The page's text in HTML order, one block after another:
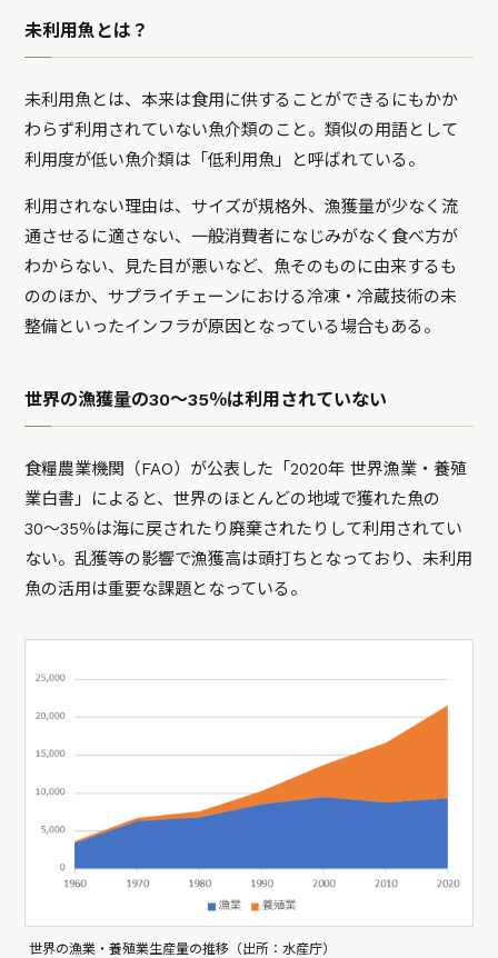
未利用魚とは？
未利用魚とは、本来は食用に供することができるにもかか
わらず利用されていない魚介類のこと。類似の用語として
利用度が低い魚介類は「低利用魚」と呼ばれている。
利用されない理由は、サイズが規格外、漁獲量が少なく流
通させるに適さない、一般消費者になじみがなく食べ方が
わからない、見た目が悪いなど、魚そのものに由来するも
ののほか、サプライチェーンにおける冷凍・冷蔵技術の未
整備といったインフラが原因となっている場合もある。
世界の漁獲量の30〜35％は利用されていない
食糧農業機関（FAO）が公表した「2020年 世界漁業・養殖
業白書」によると、世界のほとんどの地域で獲れた魚の
30〜35％は海に戻されたり廃棄されたりして利用されてい
ない。乱獲等の影響で漁獲高は頭打ちとなっており、未利用
魚の活用は重要な課題となっている。
世界の漁業・養殖業生産量の推移（出所：水産庁）